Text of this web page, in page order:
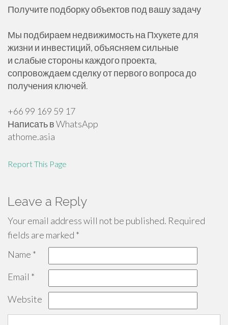
Получите подборку объектов под вашу задачу
Мы подбираем недвижимость на Пхукете для
жизни и инвестиций, объясняем сильные
и слабые стороны каждого проекта,
сопровождаем сделку от первого вопроса до
получения ключей.
+66 99 169 59 17
Написать в WhatsApp
athome.asia
Report This Page
Leave a Reply
Your email address will not be published. Required
fields are marked *
Name *
Email *
Website